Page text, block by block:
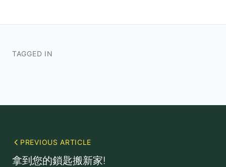
TAGGED IN
PREVIOUS ARTICLE
拿到您的鎖匙搬新家!